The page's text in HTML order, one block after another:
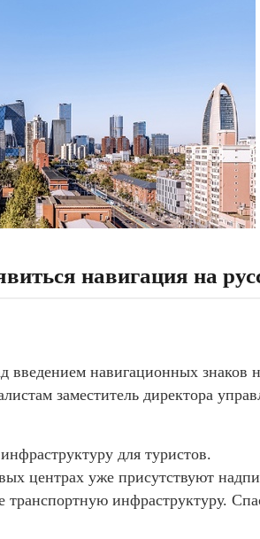
навигация на
навигационных знаков
заместитель директора
для туристов.
центрах уже присутствуют
транспортную инфраструктуру.